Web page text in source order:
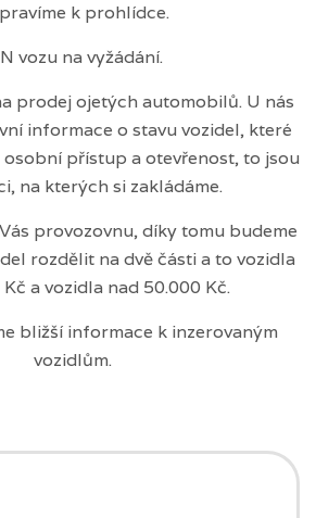
k prohlídce.
vozu na vyžádání.
prodej ojetých automobilů. U nás
informace o stavu vozidel, které
osobní přístup a otevřenost, to jsou
na kterých si zakládáme.
provozovnu, díky tomu budeme
rozdělit na dvě části a to vozidla
a vozidla nad 50.000 Kč.
bližší informace k inzerovaným
vozidlům.